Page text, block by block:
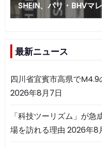
最新ニュース
四川省宜賓市高県で
2026年8月7日
「科技ツーリズム」が
場を訪れる理由 2026年8